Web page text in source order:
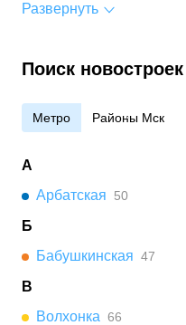
Развернуть
Поиск новостроек
Метро Районы Мск
А
Арбатская
50
Б
Бабушкинская 47
В
Волхонка 66